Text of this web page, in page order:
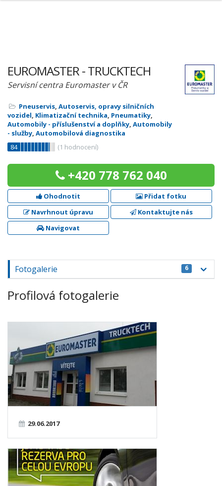
EUROMASTER - TRUCKTECH
Servisní centra Euromaster v ČR
Pneuservis, Autoservis, opravy silničních
vozidel, Klimatizační technika, Pneumatiky,
Automobily - příslušenství a doplňky, Automobily
- služby, Automobilová diagnostika
84
(1 hodnocení)
+420 778 762 040
Ohodnotit
Přidat fotku
Navrhnout úpravu
Kontaktujte nás
Navigovat
Fotogalerie 6
Profilová fotogalerie
29.06.2017